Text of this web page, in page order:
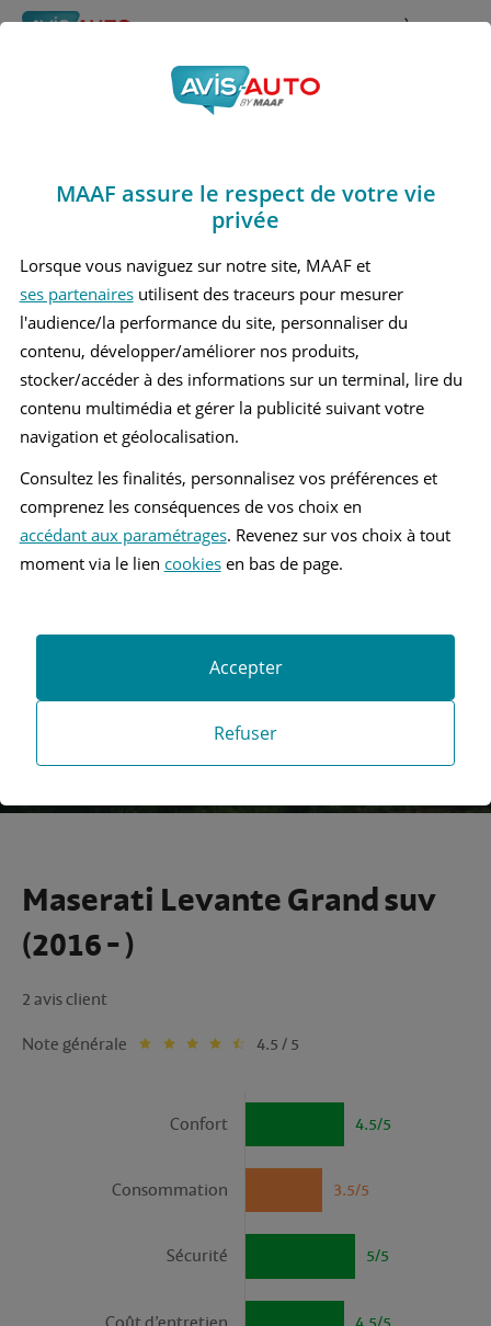
Rechercher À propos
Obtenir un devis d'assurance auto MAAF
Avis Maserati Levante
Grand suv (2016 - )
Recherche d'un véhicule
Comparer deux véhicules
Recherche
Recherche avancée
Maserati Levante Grand suv
(2016 - )
2 avis client
Note générale 4.5 / 5
4.5/5
Confort
3.5/5
Consommation
5/5
Sécurité
MAAF assure le respect de votre vie
privée
Lorsque vous naviguez sur notre site, MAAF et
ses partenairesutilisent des traceurs pour mesurer
l'audience/la performance du site, personnaliser du
contenu, développer/améliorer nos produits,
stocker/accéder à des informations sur un terminal, lire du
contenu multimédia et gérer la publicité suivant votre
navigation et géolocalisation.
Consultez les finalités, personnalisez vos préférences et
comprenez les conséquences de vos choix en
accédant aux paramétrages. Revenez sur vos choix à tout
moment via le lien cookiesen bas de page.
Refuser
Accepter